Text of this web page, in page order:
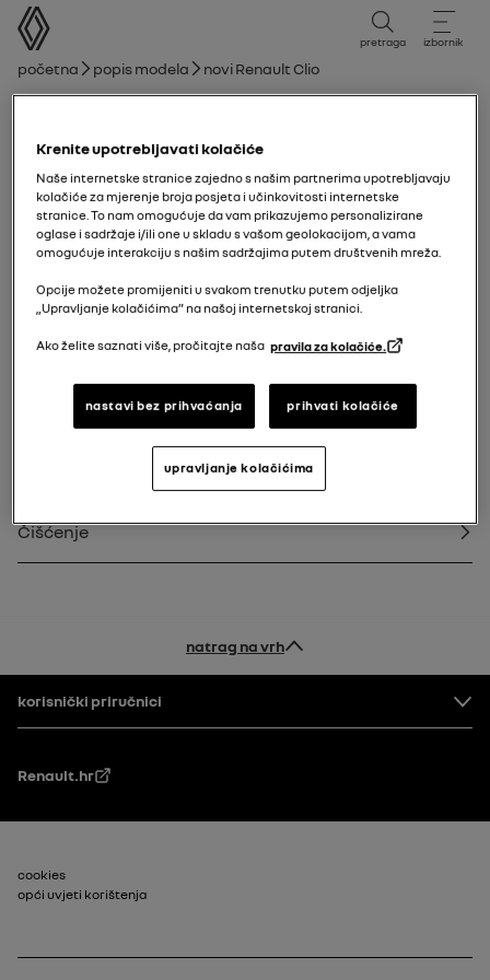
korisnički priručnik
pretraga izbornik
mrvice
Početna Popis modela novi Renault Clio
15/09/2025
Istraži Ručnik Upozorenja vodič u PDF-u pretraži
novi Renault Clio Održavanje
Pristup motoru, razine
Čišćenje
natrag na vrh
Podnožje
korisnički priručnici
Renault.hr
Footer_2
cookies
opći uvjeti korištenja
Krenite upotrebljavati kolačiće
Naše internetske stranice zajedno s našim partnerima upotrebljavaju
kolačiće za mjerenje broja posjeta i učinkovitosti internetske
stranice. To nam omogućuje da vam prikazujemo personalizirane
oglase i sadržaje i/ili one u skladu s vašom geolokacijom, a vama
omogućuje interakciju s našim sadržajima putem društvenih mreža.
Opcije možete promijeniti u svakom trenutku putem odjeljka
„Upravljanje kolačićima” na našoj internetskoj stranici.
Ako želite saznati više, pročitajte naša pravila za kolačiće.
nastavi bez prihvaćanja prihvati kolačiće
upravljanje kolačićima